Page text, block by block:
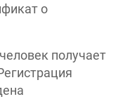
о
получает